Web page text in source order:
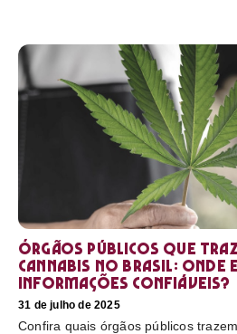
Órgãos públicos que
cannabis no Brasil: onde
informações confiáveis?
31 de julho de 2025
Confira quais órgãos públicos